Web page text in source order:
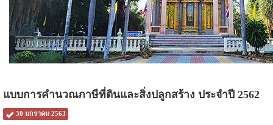
แบบการคำนวณภาษีที่ดินและสิ่งปลูกสร้าง ประจำปี 2562
30 มกราคม 2563